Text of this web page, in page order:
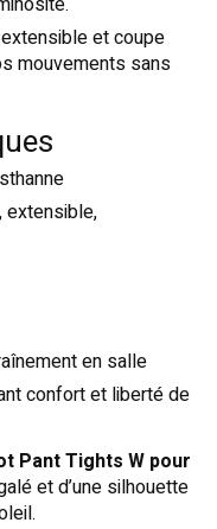
et coupe
mouvements sans
extensible,
en salle
confort et liberté de
Pant Tights W pour
et d’une silhouette